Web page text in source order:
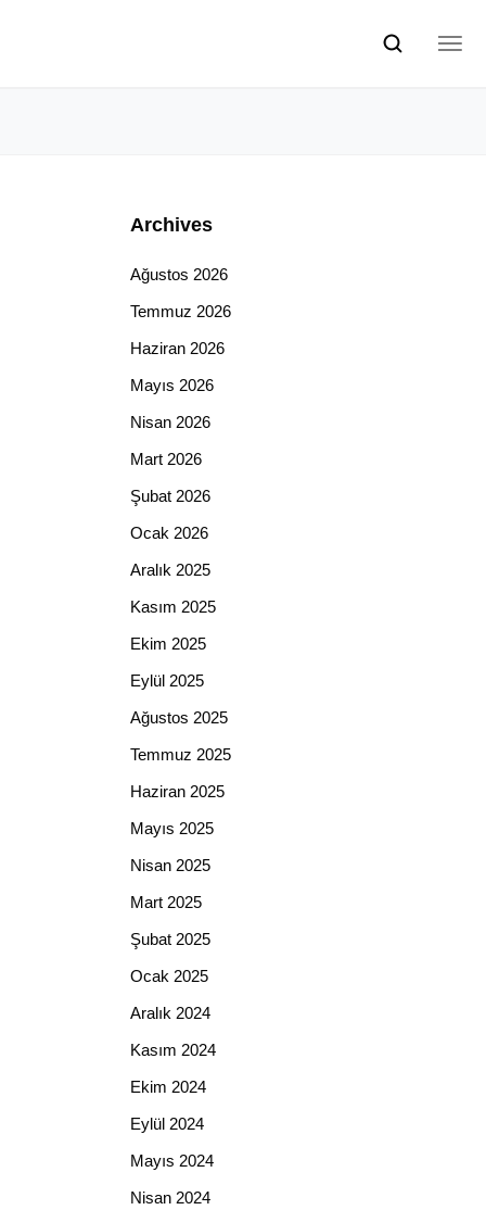
Archives
Ağustos 2026
Temmuz 2026
Haziran 2026
Mayıs 2026
Nisan 2026
Mart 2026
Şubat 2026
Ocak 2026
Aralık 2025
Kasım 2025
Ekim 2025
Eylül 2025
Ağustos 2025
Temmuz 2025
Haziran 2025
Mayıs 2025
Nisan 2025
Mart 2025
Şubat 2025
Ocak 2025
Aralık 2024
Kasım 2024
Ekim 2024
Eylül 2024
Mayıs 2024
Nisan 2024